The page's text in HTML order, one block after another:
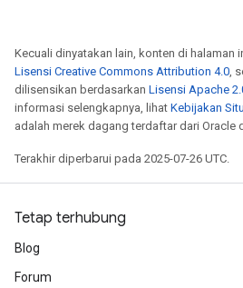
Kecuali dinyatakan lain, konten di halaman
Lisensi Creative Commons Attribution 4.0,
dilisensikan berdasarkan Lisensi Apache
informasi selengkapnya, lihat Kebijakan
adalah merek dagang terdaftar dari Oracle
Terakhir diperbarui pada 2025-07-26 UTC.
Tetap terhubung
Blog
Forum